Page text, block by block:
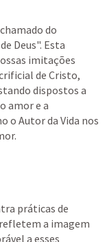
do
Deus". Esta
imitações
de Cristo,
dispostos a
amor e a
o Autor da Vida nos
práticas de
a imagem
a esses